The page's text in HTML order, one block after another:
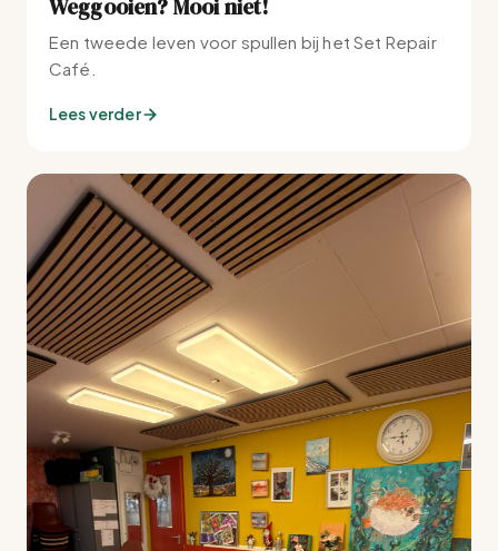
Weggooien? Mooi niet!
Een tweede leven voor spullen bij het Set Repair
Café.
Lees verder